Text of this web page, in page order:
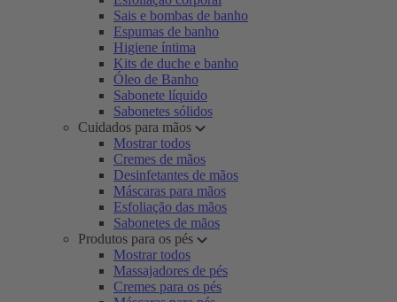
Sais e bombas de banho
Espumas de banho
Higiene íntima
Kits de duche e banho
Óleo de Banho
Sabonete líquido
Sabonetes sólidos
Cuidados para mãos
Mostrar todos
Cremes de mãos
Desinfetantes de mãos
Máscaras para mãos
Esfoliação das mãos
Sabonetes de mãos
Produtos para os pés
Mostrar todos
Massajadores de pés
Cremes para os pés